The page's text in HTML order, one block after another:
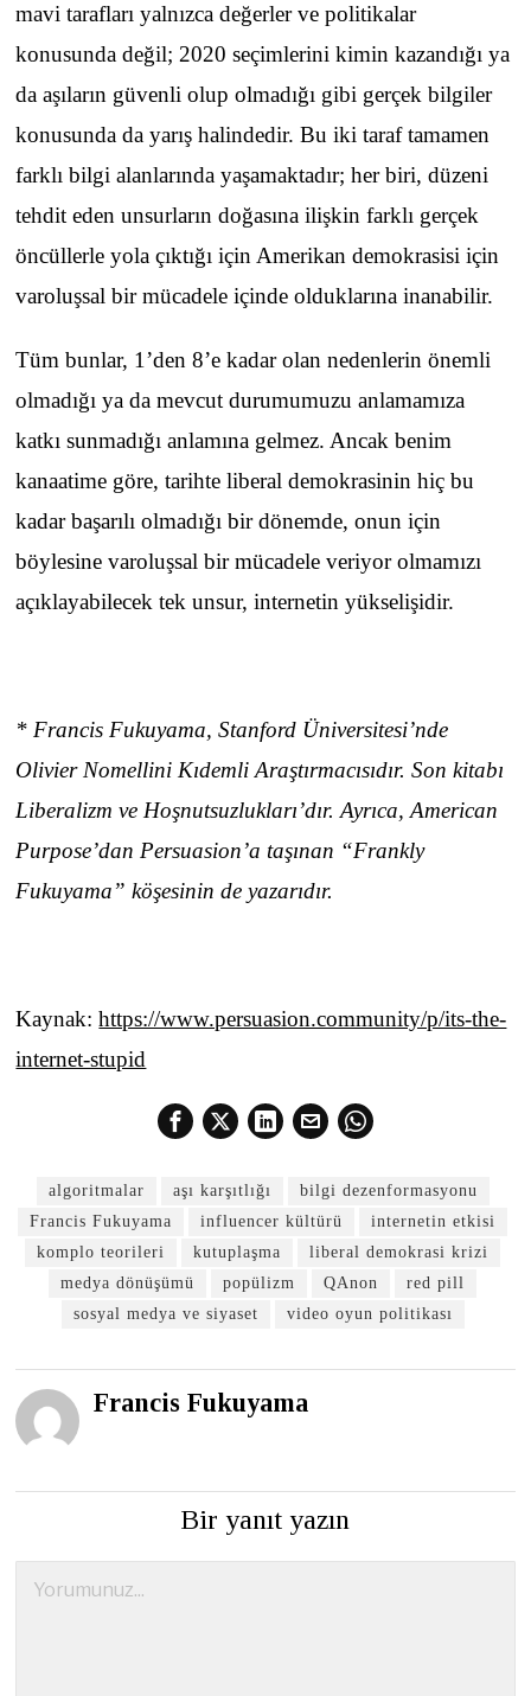
mavi tarafları yalnızca değerler ve politikalar
konusunda değil; 2020 seçimlerini kimin kazandığı ya
da aşıların güvenli olup olmadığı gibi gerçek bilgiler
konusunda da yarış halindedir. Bu iki taraf tamamen
farklı bilgi alanlarında yaşamaktadır; her biri, düzeni
tehdit eden unsurların doğasına ilişkin farklı gerçek
öncüllerle yola çıktığı için Amerikan demokrasisi için
varoluşsal bir mücadele içinde olduklarına inanabilir.
Tüm bunlar, 1’den 8’e kadar olan nedenlerin önemli
olmadığı ya da mevcut durumumuzu anlamamıza
katkı sunmadığı anlamına gelmez. Ancak benim
kanaatime göre, tarihte liberal demokrasinin hiç bu
kadar başarılı olmadığı bir dönemde, onun için
böylesine varoluşsal bir mücadele veriyor olmamızı
açıklayabilecek tek unsur, internetin yükselişidir.
* Francis Fukuyama, Stanford Üniversitesi’nde
Olivier Nomellini Kıdemli Araştırmacısıdır. Son kitabı
Liberalizm ve Hoşnutsuzlukları’dır. Ayrıca, American
Purpose’dan Persuasion’a taşınan “Frankly
Fukuyama” köşesinin de yazarıdır.
Kaynak:https://www.persuasion.community/p/its-the-
internet-stupid
algoritmalar aşı karşıtlığı
bilgi dezenformasyonu
Francis Fukuyama
influencer kültürü
internetin etkisi
komplo teorileri
kutuplaşma
liberal demokrasi krizi
medya dönüşümü
popülizm QAnon
red pill
sosyal medya ve siyaset
video oyun politikası
Francis Fukuyama
Bir yanıt yazın